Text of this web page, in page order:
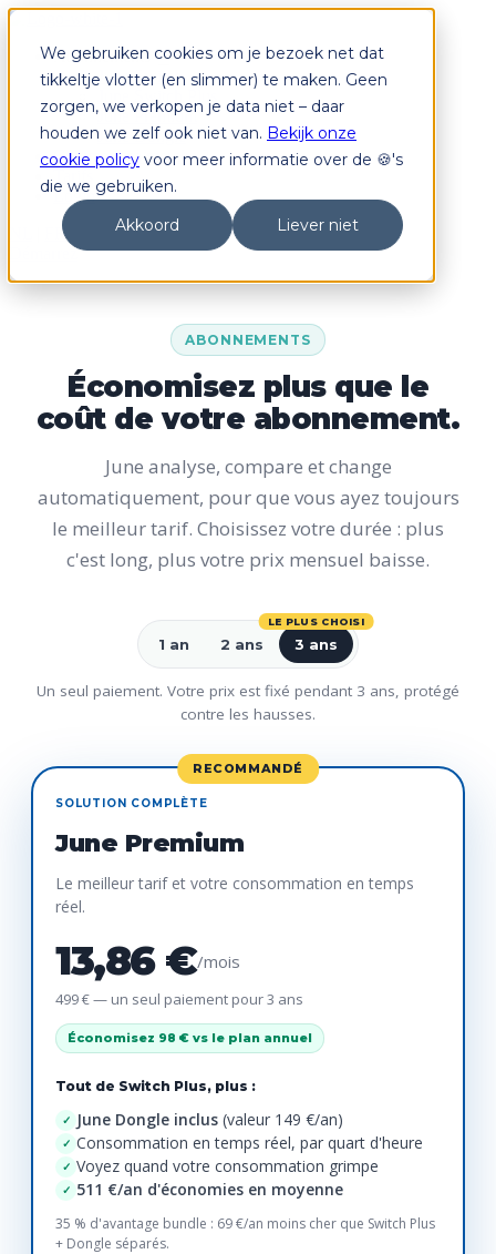
We gebruiken cookies om je bezoek net dat
tikkeltje vlotter (en slimmer) te maken. Geen
zorgen, we verkopen je data niet – daar
houden we zelf ook niet van. Bekijk onze
cookie policy voor meer informatie over de 🍪's
die we gebruiken.
Akkoord
Liever niet
Abonnements
June Switch
June Switch Plus
June Premium
June Dongle
Comment ça marche ?
Login
FR
Démarrez
ABONNEMENTS
Économisez plus que le
coût de votre abonnement.
June analyse, compare et change
automatiquement, pour que vous ayez toujours
le meilleur tarif. Choisissez votre durée : plus
c'est long, plus votre prix mensuel baisse.
1 an 2 ans
LE PLUS CHOISI
3 ans
Un seul paiement. Votre prix est fixé pendant 3 ans, protégé
contre les hausses.
RECOMMANDÉ
SOLUTION COMPLÈTE
June Premium
Le meilleur tarif et votre consommation en temps
réel.
13,86 €/mois
499 € — un seul paiement pour 3 ans
Économisez 98 € vs le plan annuel
Tout de Switch Plus, plus :
✓ June Dongle inclus (valeur 149 €/an)
✓ Consommation en temps réel, par quart d'heure
✓ Voyez quand votre consommation grimpe
✓ 511 €/an d'économies en moyenne
35 % d'avantage bundle : 69 €/an moins cher que Switch Plus
+ Dongle séparés.